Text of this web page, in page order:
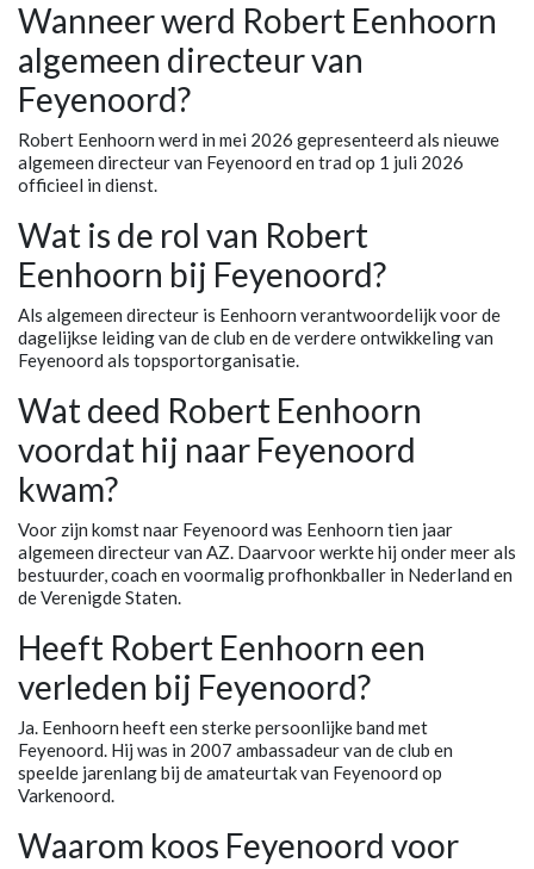
Wanneer werd Robert Eenhoorn
algemeen directeur van
Feyenoord?
Robert Eenhoorn werd in mei 2026 gepresenteerd als nieuwe
algemeen directeur van Feyenoord en trad op 1 juli 2026
officieel in dienst.
Wat is de rol van Robert
Eenhoorn bij Feyenoord?
Als algemeen directeur is Eenhoorn verantwoordelijk voor de
dagelijkse leiding van de club en de verdere ontwikkeling van
Feyenoord als topsportorganisatie.
Wat deed Robert Eenhoorn
voordat hij naar Feyenoord
kwam?
Voor zijn komst naar Feyenoord was Eenhoorn tien jaar
algemeen directeur van AZ. Daarvoor werkte hij onder meer als
bestuurder, coach en voormalig profhonkballer in Nederland en
de Verenigde Staten.
Heeft Robert Eenhoorn een
verleden bij Feyenoord?
Ja. Eenhoorn heeft een sterke persoonlijke band met
Feyenoord. Hij was in 2007 ambassadeur van de club en
speelde jarenlang bij de amateurtak van Feyenoord op
Varkenoord.
Waarom koos Feyenoord voor